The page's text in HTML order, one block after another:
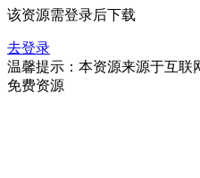
该资源需登录后下载
去登录
温馨提示：本资源来源于互联
免费资源